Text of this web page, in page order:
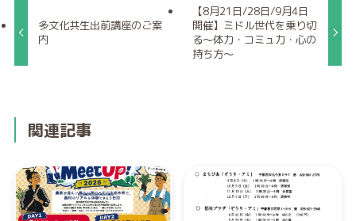
多文化共生出前講座のご案
内
【8月21日/28日/9月4日
開催】ミドル世代を乗り切
る～体力・コミュ力・心の
持ち方～
関連記事